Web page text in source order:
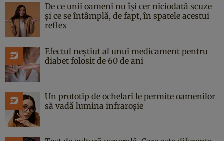
De ce unii oameni nu își cer niciodată scuze
și ce se întâmplă, de fapt, în spatele acestui
reflex
Efectul neștiut al unui medicament pentru
diabet folosit de 60 de ani
Un prototip de ochelari le permite oamenilor
să vadă lumina infraroșie